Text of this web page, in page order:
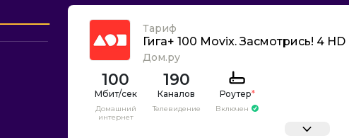
Тариф
Гига+ 100 Movix. Засмотрись! 4 HD
Дом.ру
100
Домашний
интернет
190
Каналов
Телевидение
Роутер*
Включен